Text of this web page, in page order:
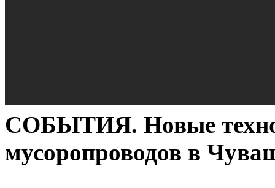
СОБЫТИЯ. Новые
мусоропроводов в